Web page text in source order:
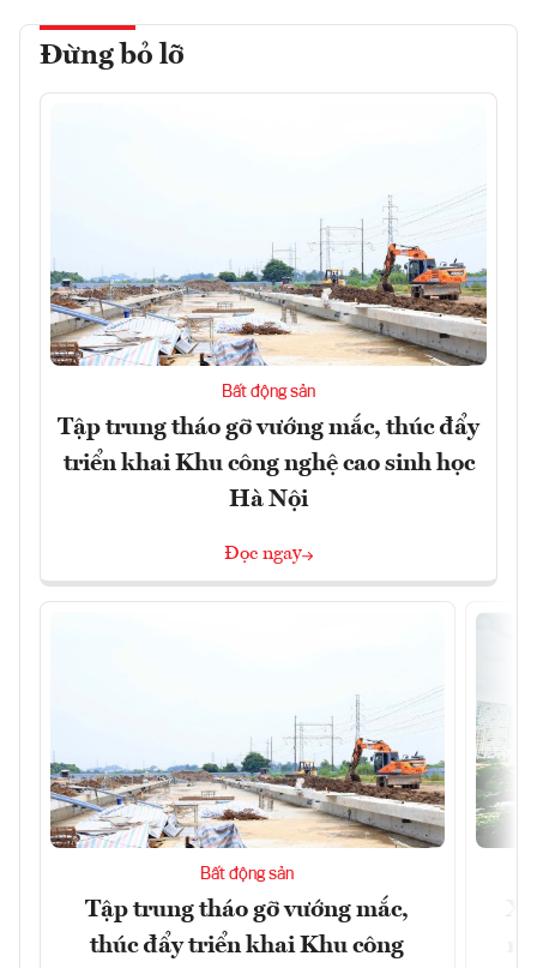
Đừng bỏ lỡ
Bất động sản
Tập trung tháo gỡ vướng mắc, thúc đẩy
triển khai Khu công nghệ cao sinh học
Hà Nội
Đọc ngay
Bất động sản
Tập trung tháo gỡ vướng mắc,
thúc đẩy triển khai Khu công